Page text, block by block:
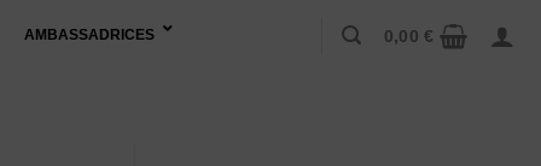
AMBASSADRICES 0,00€